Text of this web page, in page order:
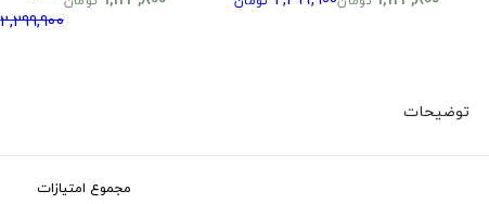
2,299,900
توضیحات
مجموع امتیازات